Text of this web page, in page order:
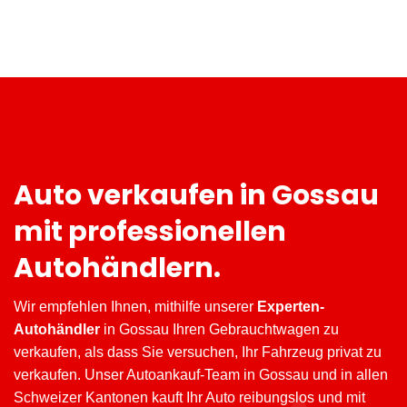
Auto verkaufen in Gossau
mit professionellen
Autohändlern.
Wir empfehlen Ihnen, mithilfe unserer Experten-
Autohändler in Gossau Ihren Gebrauchtwagen zu
verkaufen, als dass Sie versuchen, Ihr Fahrzeug privat zu
verkaufen. Unser Autoankauf-Team in Gossau und in allen
Schweizer Kantonen kauft Ihr Auto reibungslos und mit